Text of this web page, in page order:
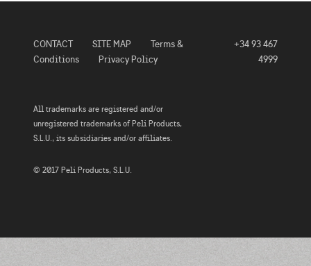
CONTACT SITE MAP
Terms &
Conditions
Privacy Policy
+34 93 467
4999
All trademarks are registered and/or
unregistered trademarks of Peli Products,
S.L.U., its subsidiaries and/or affiliates.
© 2017 Peli Products, S.L.U.